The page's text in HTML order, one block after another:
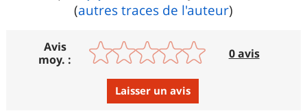
(autres traces de l'auteur)
Avis
moy. :
0 avis
Laisser un avis